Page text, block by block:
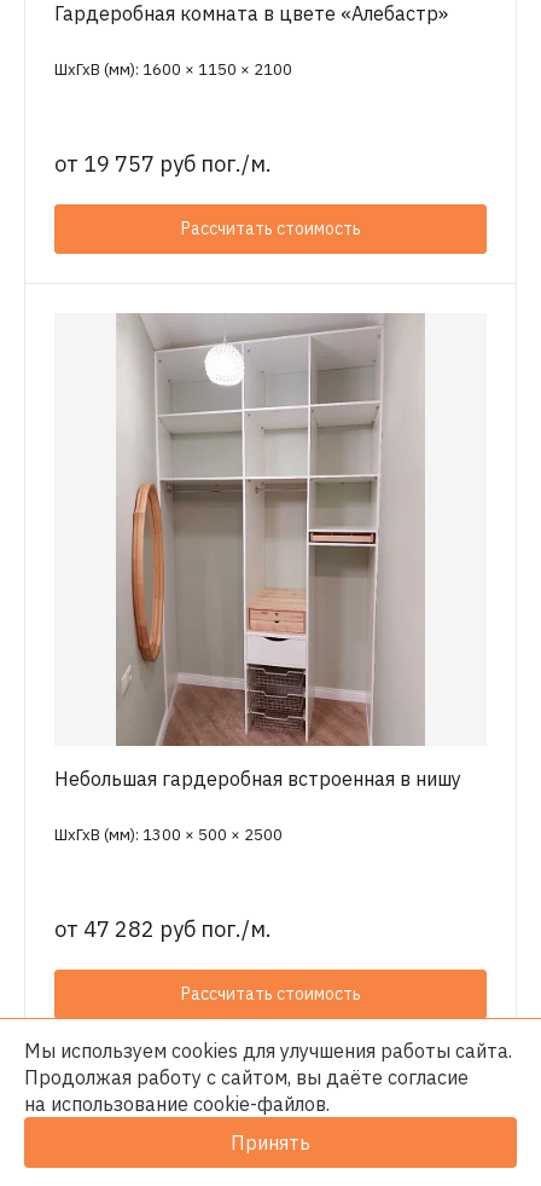
Гардеробная комната в цвете «Алебастр»
ШхГхВ (мм): 1600 × 1150 × 2100
от 19 757 руб пог./м.
Рассчитать стоимость
Небольшая гардеробная встроенная в нишу
ШхГхВ (мм): 1300 × 500 × 2500
от 47 282 руб пог./м.
Рассчитать стоимость
Мы используем cookies для улучшения работы сайта.
Продолжая работу с сайтом, вы даёте согласие
на использование cookie-файлов.
Принять